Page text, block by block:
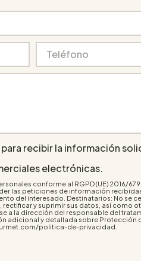
recibir la información
electrónicas.
conforme al RGPD (UE) 2016/679
las peticiones de información
del interesado. Destinatarios: No se
y suprimir sus datos, así como
a la dirección del responsable del
adicional y detallada sobre Protección
politica-de-privacidad.